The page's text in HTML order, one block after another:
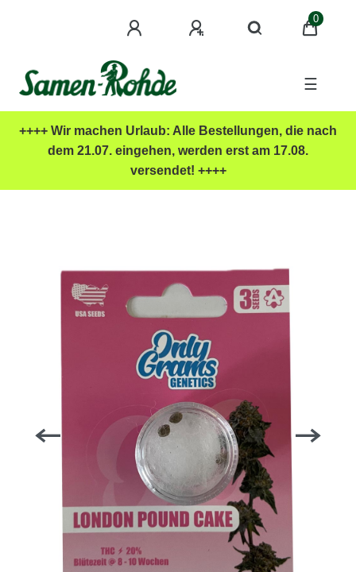
0
☰
++++ Wir machen Urlaub: Alle Bestellungen, die nach
dem 21.07. eingehen, werden erst am 17.08.
versendet! ++++